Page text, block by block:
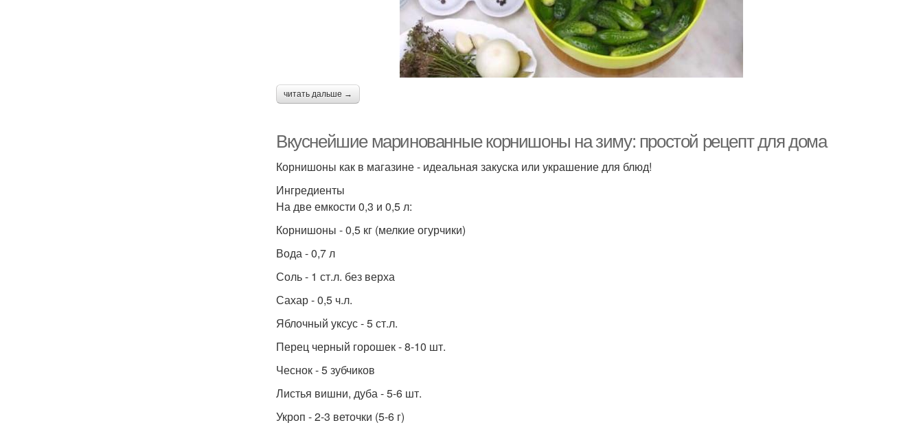
читать дальше →
Вкуснейшие маринованные корнишоны на зиму: простой рецепт для дома
Корнишоны как в магазине - идеальная закуска или украшение для блюд!
Ингредиенты
На две емкости 0,3 и 0,5 л:
Корнишоны - 0,5 кг (мелкие огурчики)
Вода - 0,7 л
Соль - 1 ст.л. без верха
Сахар - 0,5 ч.л.
Яблочный уксус - 5 ст.л.
Перец черный горошек - 8-10 шт.
Чеснок - 5 зубчиков
Листья вишни, дуба - 5-6 шт.
Укроп - 2-3 веточки (5-6 г)